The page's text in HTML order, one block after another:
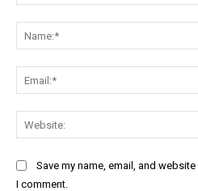
dung:
Save my name, email, and
I comment.